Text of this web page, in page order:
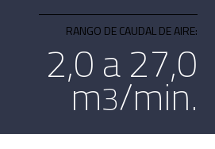
RANGO DE CAUDAL DE AIRE:
2,0 a 27,0
m3/min.